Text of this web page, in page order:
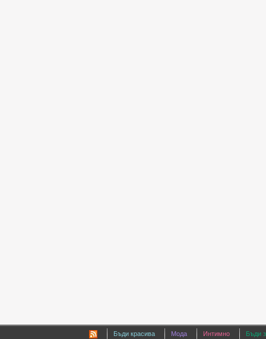
Бъди красива Мода Интимно Бъди